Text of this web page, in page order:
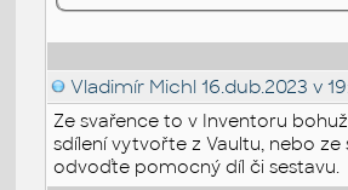
Vladimír Michl 16.dub.2023 v
Ze svařence to v Inventoru
sdílení vytvořte z Vaultu, nebo ze
odvoďte pomocný díl či sestavu.